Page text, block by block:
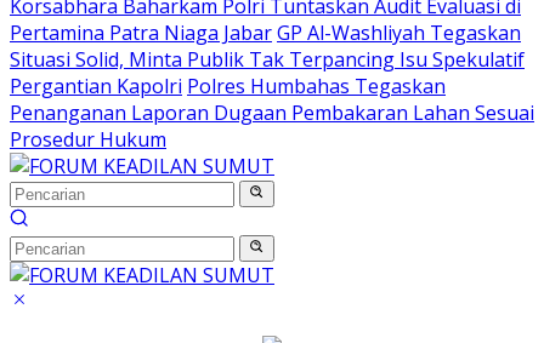
Korsabhara Baharkam Polri Tuntaskan Audit Evaluasi di
Pertamina Patra Niaga JabarGP Al-Washliyah Tegaskan
Situasi Solid, Minta Publik Tak Terpancing Isu Spekulatif
Pergantian Kapolri Polres Humbahas Tegaskan
Penanganan Laporan Dugaan Pembakaran Lahan Sesuai
Prosedur Hukum